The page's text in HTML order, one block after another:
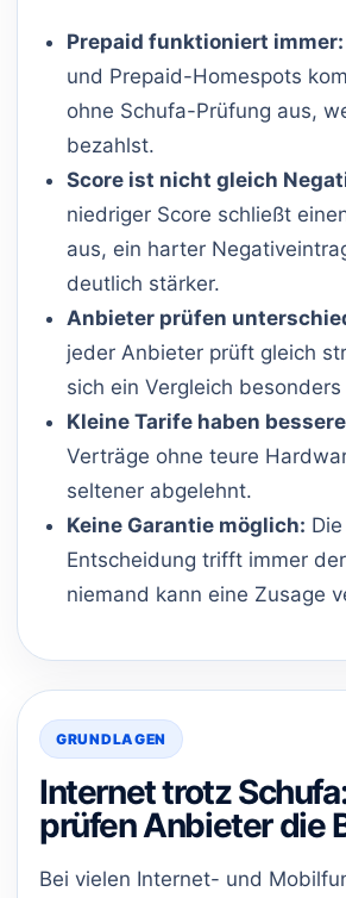
Prepaid funktioniert immer:
und Prepaid-Homespots
ohne Schufa-Prüfung aus,
bezahlst.
Score ist nicht gleich
niedriger Score schließt
aus, ein harter
deutlich stärker.
Anbieter prüfen
jeder Anbieter prüft gleich
sich ein Vergleich
Kleine Tarife haben
Verträge ohne teure
seltener abgelehnt.
Keine Garantie möglich:
Entscheidung trifft immer
niemand kann eine Zusage
GRUNDLAGEN
Internet trotz
prüfen Anbieter die
Bei vielen Internet- und